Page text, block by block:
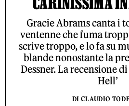
Gracie Abrams canta i
ventenne che fuma
scrive troppo, e lo fa su
blande nonostante la
Dessner. La recensione
Hell’
DI CLAUDIO